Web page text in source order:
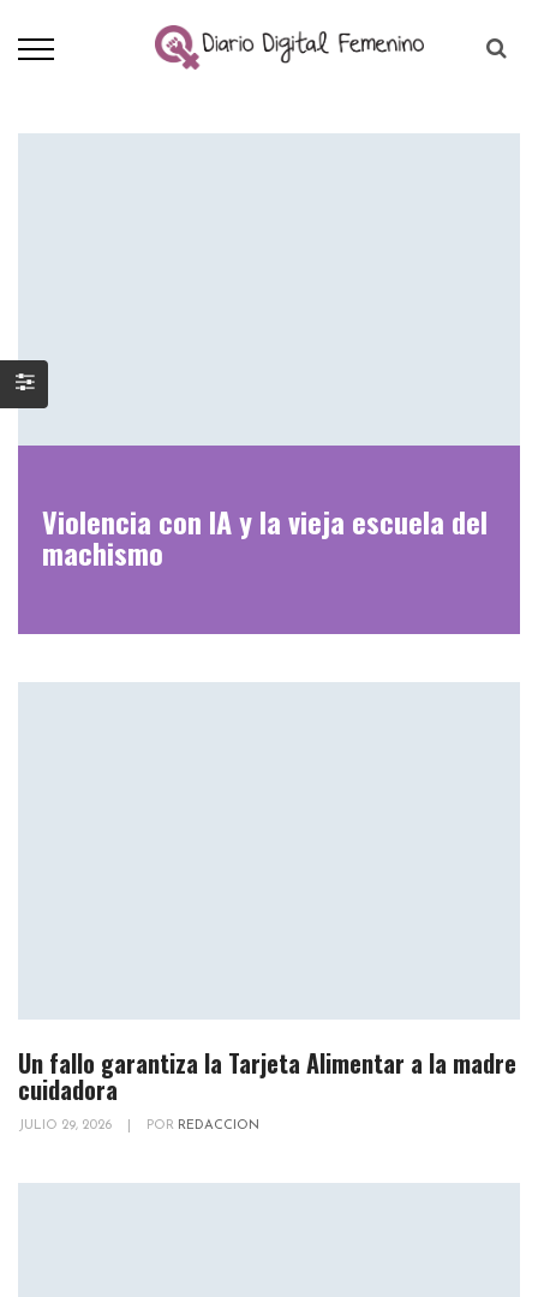
Violencia con IA y la vieja escuela del
machismo
Un fallo garantiza la Tarjeta Alimentar a la madre
cuidadora
JULIO 29, 2026 POR REDACCION